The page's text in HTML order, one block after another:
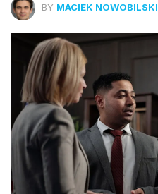
BY MACIEK NOWOBILSKI